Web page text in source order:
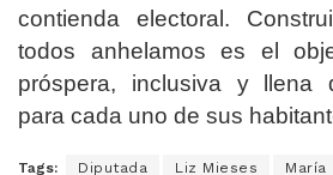
contienda electoral.
todos anhelamos es el
próspera, inclusiva y llena
para cada uno de sus
Tags: Diputada Liz Mieses María